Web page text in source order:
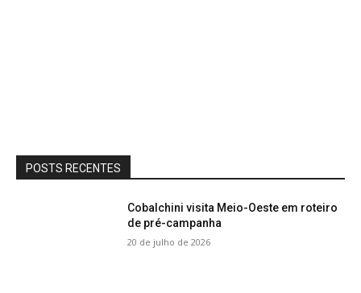
POSTS RECENTES
Cobalchini visita Meio-Oeste em roteiro
de pré-campanha
20 de julho de 2026